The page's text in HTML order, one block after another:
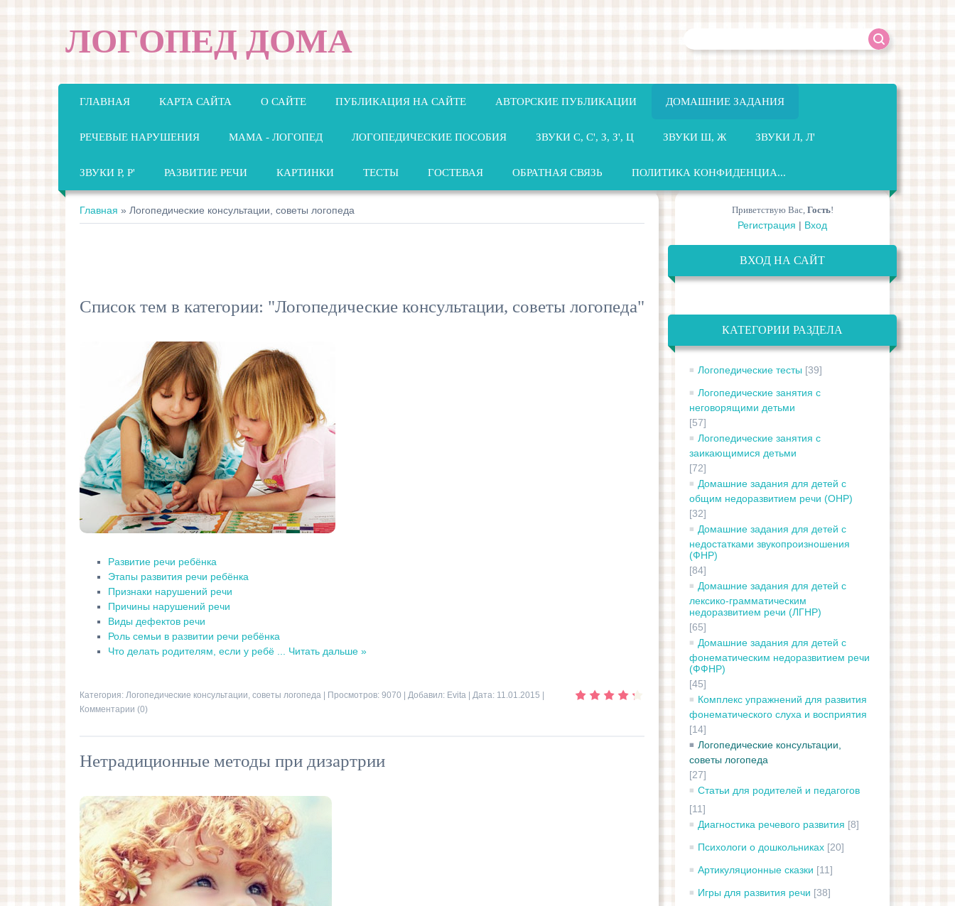
ЛОГОПЕД ДОМА
ГЛАВНАЯ КАРТА САЙТА О САЙТЕ ПУБЛИКАЦИЯ НА САЙТЕ АВТОРСКИЕ ПУБЛИКАЦИИ ДОМАШНИЕ ЗАДАНИЯ
РЕЧЕВЫЕ НАРУШЕНИЯ МАМА - ЛОГОПЕД ЛОГОПЕДИЧЕСКИЕ ПОСОБИЯ ЗВУКИ С, С', З, З', Ц ЗВУКИ Ш, Ж ЗВУКИ Л, Л'
ЗВУКИ Р, Р' РАЗВИТИЕ РЕЧИ КАРТИНКИ ТЕСТЫ ГОСТЕВАЯ ОБРАТНАЯ СВЯЗЬ ПОЛИТИКА КОНФИДЕНЦИА...
Главная » Логопедические консультации, советы логопеда
Список тем в категории: "Логопедические консультации, советы логопеда"
Развитие речи ребёнка
Этапы развития речи ребёнка
Признаки нарушений речи
Причины нарушений речи
Виды дефектов речи
Роль семьи в развитии речи ребёнка
Что делать родителям, если у ребё
Читать дальше »
Категория: Логопедические консультации, советы логопеда | Просмотров: 9070 | Добавил: Evita | Дата: 11.01.2015
Комментарии (0)
Нетрадиционные методы при дизартрии
Приветствую Вас, Гость!
Регистрация | Вход
ВХОД НА САЙТ
КАТЕГОРИИ РАЗДЕЛА
Логопедические тесты [39]
Логопедические занятия с
неговорящими детьми
[57]
Логопедические занятия с
заикающимися детьми
[72]
Домашние задания для детей с
общим недоразвитием речи (ОНР)
[32]
Домашние задания для детей с
недостатками звукопроизношения
(ФНР)
[84]
Домашние задания для детей с
лексико-грамматическим
недоразвитием речи (ЛГНР)
[65]
Домашние задания для детей с
фонематическим недоразвитием речи
(ФФНР)
[45]
Комплекс упражнений для развития
фонематического слуха и восприятия
[14]
Логопедические консультации,
советы логопеда
[27]
Статьи для родителей и педагогов
[11]
Диагностика речевого развития [8]
Психологи о дошкольниках [20]
Артикуляционные сказки [11]
Игры для развития речи [38]